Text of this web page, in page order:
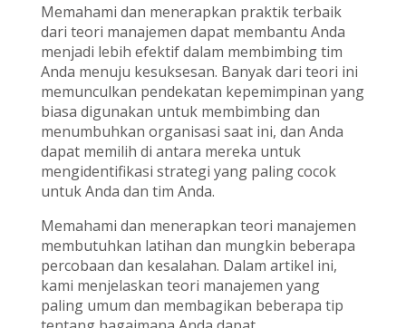
Memahami dan menerapkan praktik terbaik
dari teori manajemen dapat membantu Anda
menjadi lebih efektif dalam membimbing tim
Anda menuju kesuksesan. Banyak dari teori ini
memunculkan pendekatan kepemimpinan yang
biasa digunakan untuk membimbing dan
menumbuhkan organisasi saat ini, dan Anda
dapat memilih di antara mereka untuk
mengidentifikasi strategi yang paling cocok
untuk Anda dan tim Anda.
Memahami dan menerapkan teori manajemen
membutuhkan latihan dan mungkin beberapa
percobaan dan kesalahan. Dalam artikel ini,
kami menjelaskan teori manajemen yang
paling umum dan membagikan beberapa tip